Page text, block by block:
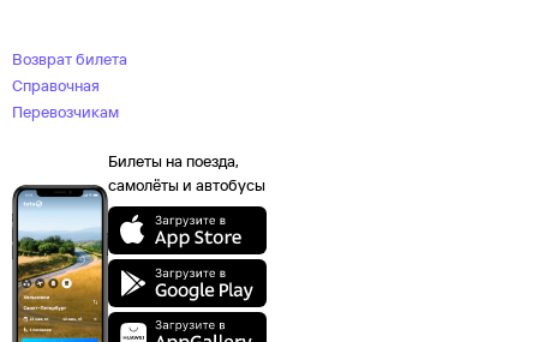
Возврат билета
Справочная
Перевозчикам
Билеты на поезда,
самолёты и автобусы